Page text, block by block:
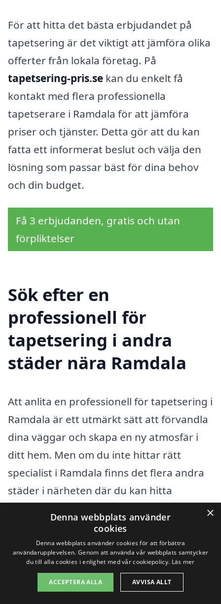
För att hitta det bästa erbjudandet på
tapetsering är det viktigt att jämföra olika
offerter från lokala företag. På
tapetsering-pris.se kan du enkelt få
kontakt med flera professionella
tapetserare i Ramdala för att jämföra
priser och tjänster. Detta gör att du kan
fatta ett informerat beslut och välja den
lösning som passar bäst för dina behov
och din budget.
Få 3 erbjudanden, gratis och utan
förpliktelser
Sök efter en
professionell för
tapetsering i andra
städer nära Ramdala
Att anlita en professionell för tapetsering i
Ramdala är ett utmärkt sätt att förvandla
dina väggar och skapa en ny atmosfär i
ditt hem. Men om du inte hittar rätt
specialist i Ramdala finns det flera andra
städer i närheten där du kan hitta
kvalitativa tjänster. Dessa städer erbjuder
ett bra utbud av tapetserare som kan
hjälpa dig med allt från klassisk
tapetsering till mer moderna lösningar.
Här är några närliggande städer där du
×
Denna webbplats använder
cookies
Denna webbplats använder cookies för att förbättra
användarupplevelsen. Genom att använda vår webbplats samtycker
du till alla cookies i enlighet med vår cookiepolicy. Läs mer
ACCEPTERA ALLA AVVISA ALLT